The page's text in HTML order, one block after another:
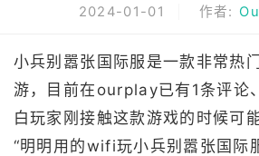
2024-01-01 作者:
小兵别嚣张国际服是一款非常热
游，目前在ourplay已有1条评论
白玩家刚接触这款游戏的时候可
“明明用的wifi玩小兵别嚣张国际